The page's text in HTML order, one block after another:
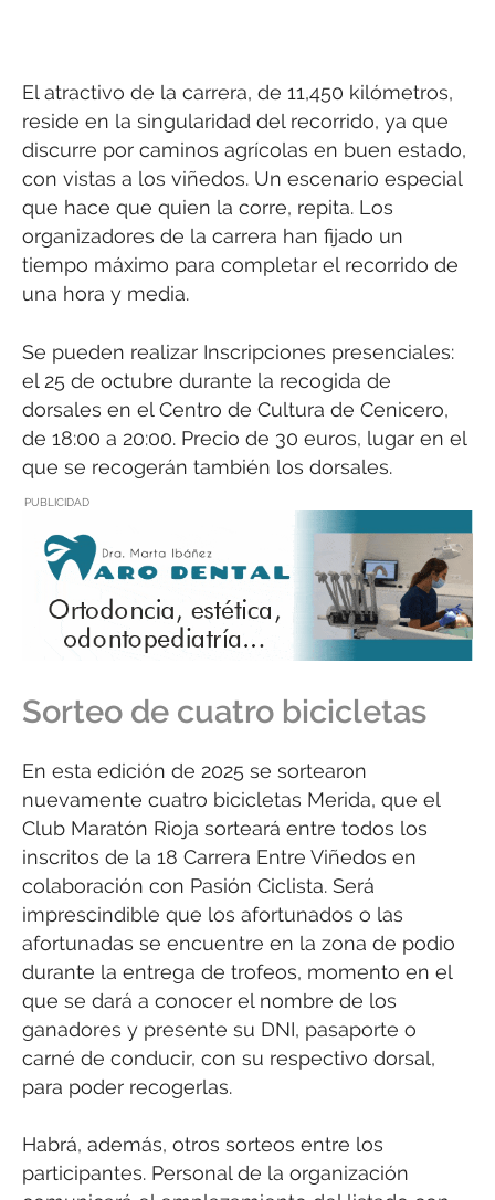
El atractivo de la carrera, de 11,450 kilómetros,
reside en la singularidad del recorrido, ya que
discurre por caminos agrícolas en buen estado,
con vistas a los viñedos. Un escenario especial
que hace que quien la corre, repita. Los
organizadores de la carrera han fijado un
tiempo máximo para completar el recorrido de
una hora y media.
Se pueden realizar Inscripciones presenciales:
el 25 de octubre durante la recogida de
dorsales en el Centro de Cultura de Cenicero,
de 18:00 a 20:00. Precio de 30 euros, lugar en el
que se recogerán también los dorsales.
PUBLICIDAD
Sorteo de cuatro bicicletas
En esta edición de 2025 se sortearon
nuevamente cuatro bicicletas Merida, que el
Club Maratón Rioja sorteará entre todos los
inscritos de la 18 Carrera Entre Viñedos en
colaboración con Pasión Ciclista. Será
imprescindible que los afortunados o las
afortunadas se encuentre en la zona de podio
durante la entrega de trofeos, momento en el
que se dará a conocer el nombre de los
ganadores y presente su DNI, pasaporte o
carné de conducir, con su respectivo dorsal,
para poder recogerlas.
Habrá, además, otros sorteos entre los
participantes. Personal de la organización